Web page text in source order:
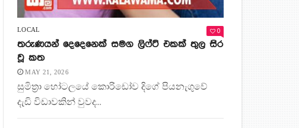
LOCAL 0
තරුණයන් දෙදෙනෙක් සමග ලිෆ්ට් එකක් තුල සිර
වූ කත
MAY 21, 2026
සුමිත්‍රා හෝටලයේ කොරිඩෝව දිගේ පියනැගුවේ
දැඩි විඩාවකින් වුවද...